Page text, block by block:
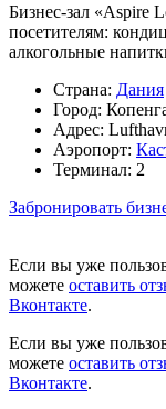
Бизнес-зал «Aspire
посетителям:
алкогольные
Страна: Дания
Город:
Адрес:
Аэропорт:
Терминал: 2
Забронировать
Если вы уже
можете оставить
Вконтакте.
Если вы уже
можете оставить
Вконтакте.